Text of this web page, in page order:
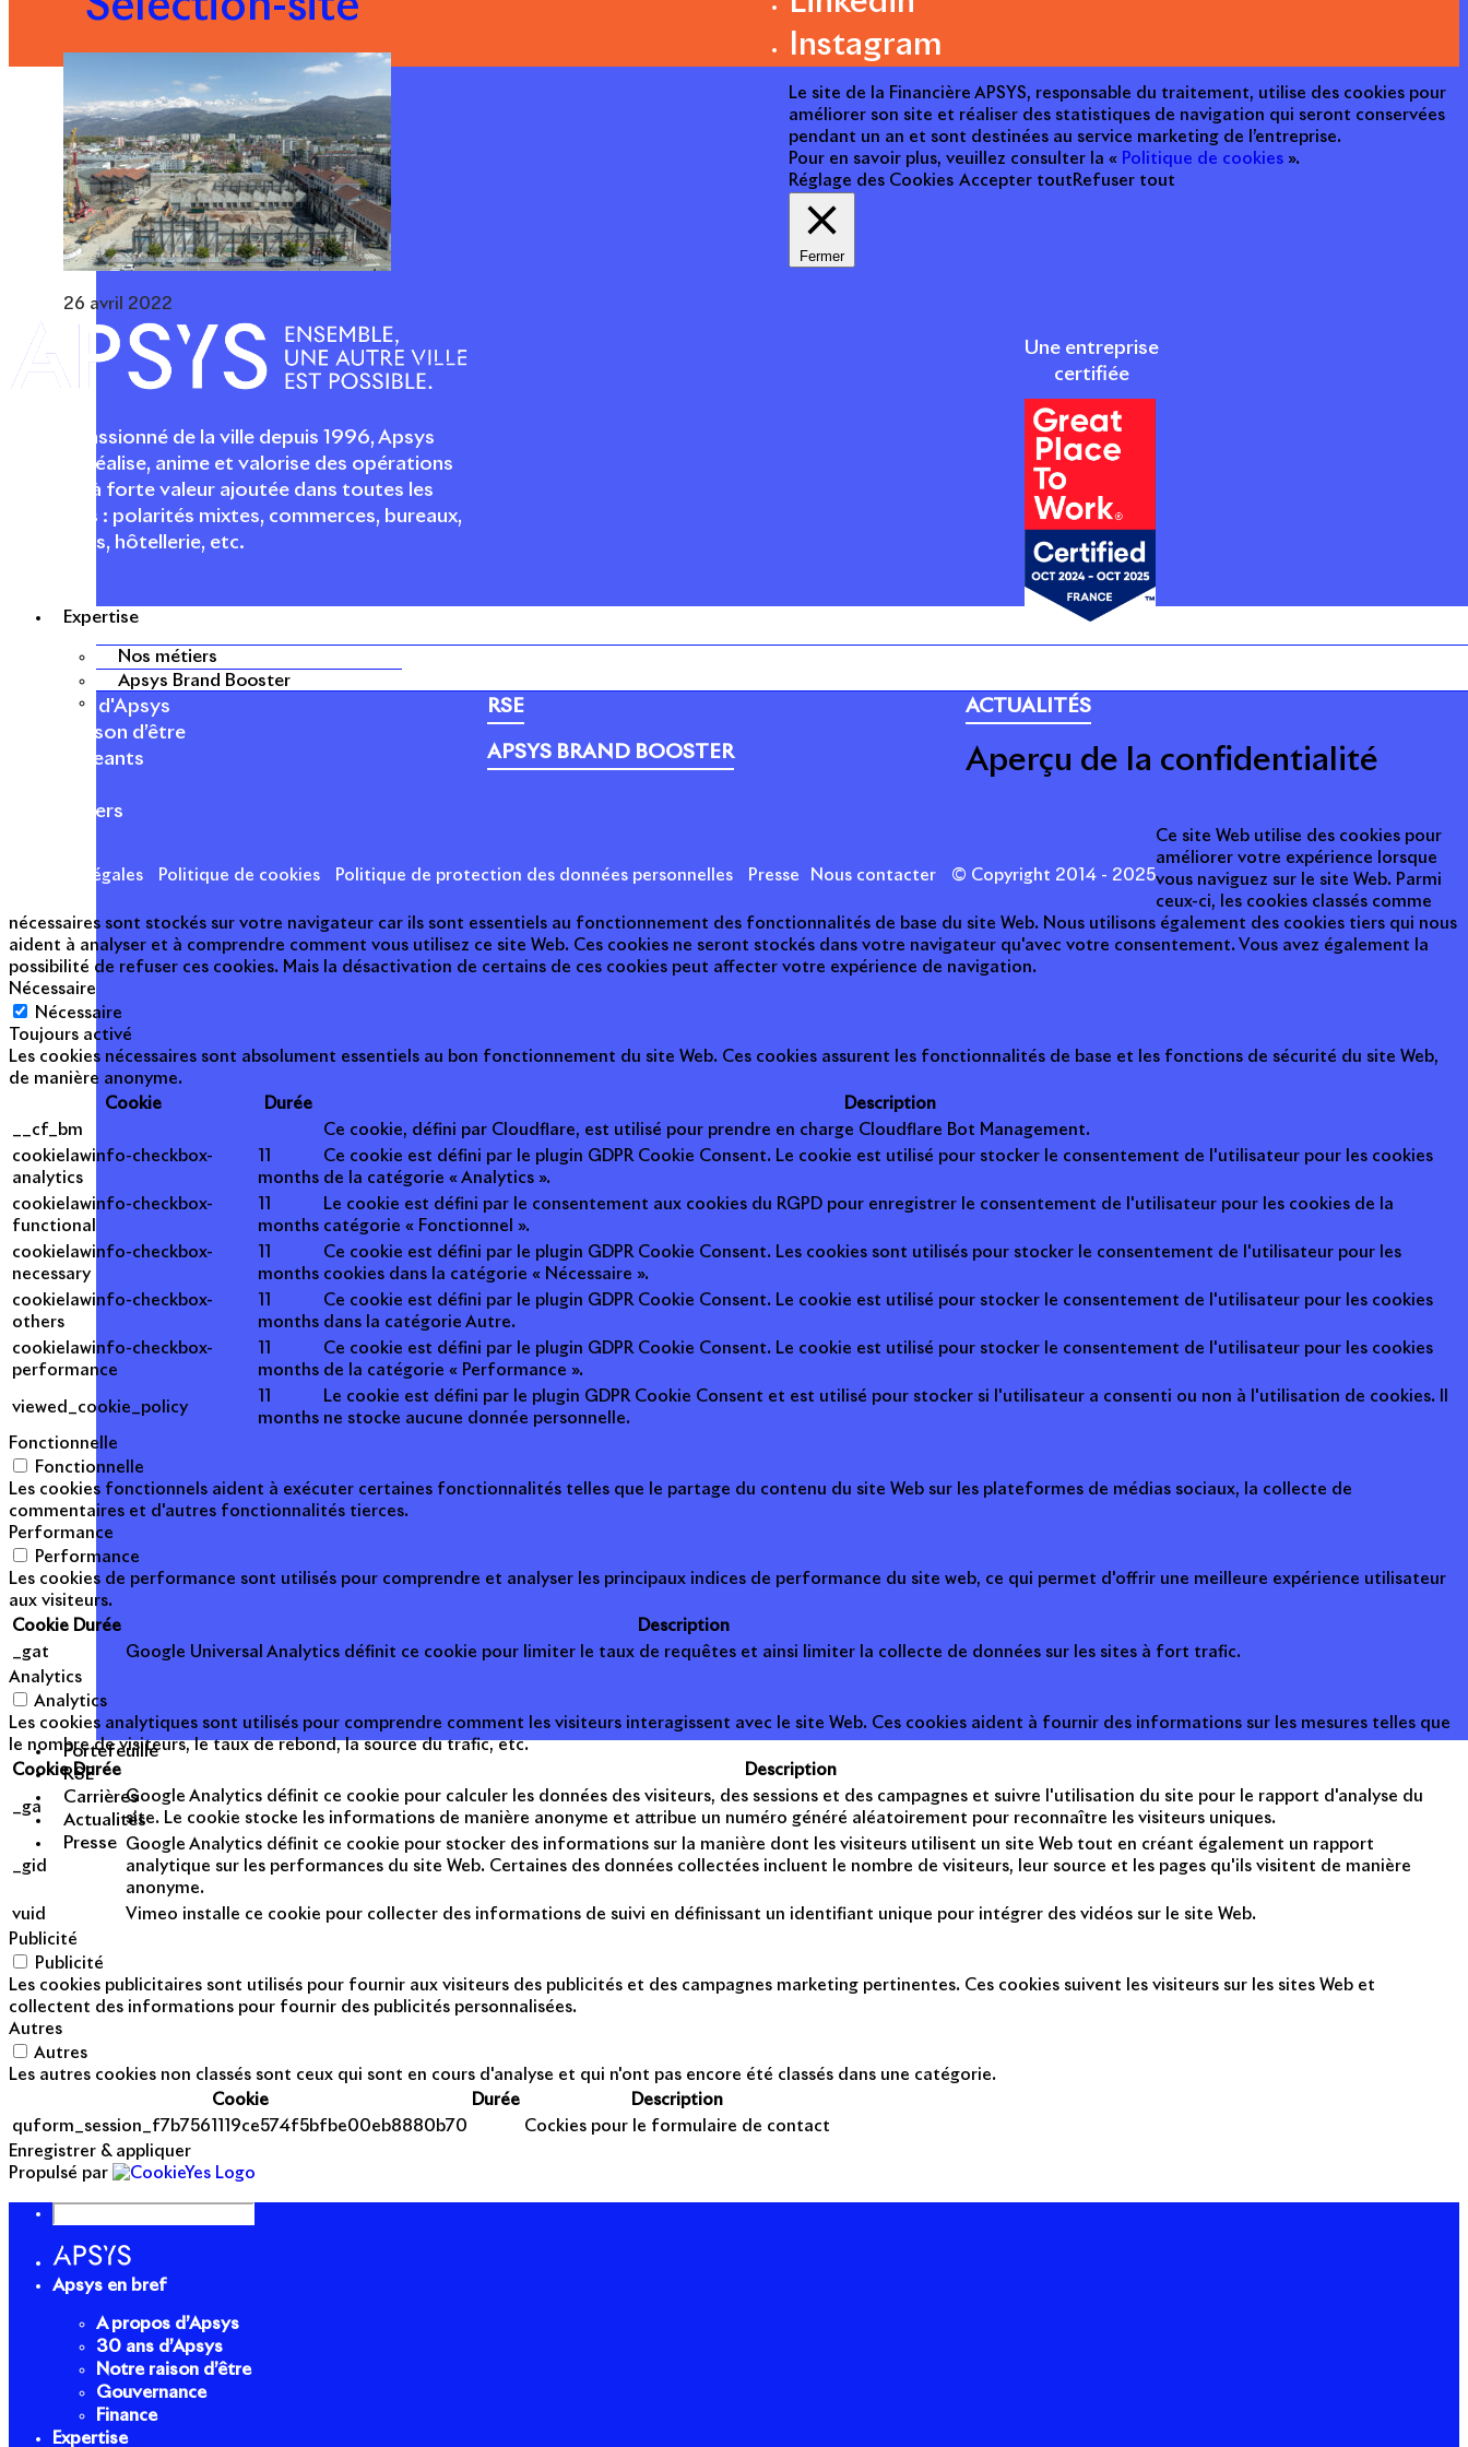
Expertise
Nos métiers
Apsys Brand Booster
Portefeuille
RSE
Carrières
Actualités
Presse
26 avril 2022
Acteur passionné de la ville depuis 1996, Apsys
conçoit, réalise, anime et valorise des opérations
urbaines à forte valeur ajoutée dans toutes les
fonctions : polarités mixtes, commerces, bureaux,
logements, hôtellerie, etc.
Une entreprise
certifiée
APSYS EN BREF
À propos d'Apsys
Notre raison d’être
Nos dirigeants
Nos métiers
RSE
APSYS BRAND BOOSTER
ACTUALITÉS
Mentions légales Politique de cookies Politique de protection des données personnelles Presse Nous contacter © Copyright 2014 - 2025
Instagram
Le site de la Financière APSYS, responsable du traitement, utilise des cookies pour
améliorer son site et réaliser des statistiques de navigation qui seront conservées
pendant un an et sont destinées au service marketing de l’entreprise.
Pour en savoir plus, veuillez consulter la « Politique de cookies ».
Réglage des Cookies Accepter tout Refuser tout
Fermer
Aperçu de la confidentialité
Ce site Web utilise des cookies pour
améliorer votre expérience lorsque
vous naviguez sur le site Web. Parmi
ceux-ci, les cookies classés comme
nécessaires sont stockés sur votre navigateur car ils sont essentiels au fonctionnement des fonctionnalités de base du site Web. Nous utilisons également des cookies tiers qui nous
aident à analyser et à comprendre comment vous utilisez ce site Web. Ces cookies ne seront stockés dans votre navigateur qu'avec votre consentement. Vous avez également la
possibilité de refuser ces cookies. Mais la désactivation de certains de ces cookies peut affecter votre expérience de navigation.
Nécessaire
Nécessaire
Toujours activé
Les cookies nécessaires sont absolument essentiels au bon fonctionnement du site Web. Ces cookies assurent les fonctionnalités de base et les fonctions de sécurité du site Web,
de manière anonyme.
Cookie
Durée
Description
__cf_bm
Ce cookie, défini par Cloudflare, est utilisé pour prendre en charge Cloudflare Bot Management.
cookielawinfo-checkbox-
analytics
months
Ce cookie est défini par le plugin GDPR Cookie Consent. Le cookie est utilisé pour stocker le consentement de l'utilisateur pour les cookies
de la catégorie « Analytics ».
cookielawinfo-checkbox-
functional
months
Le cookie est défini par le consentement aux cookies du RGPD pour enregistrer le consentement de l'utilisateur pour les cookies de la
catégorie « Fonctionnel ».
cookielawinfo-checkbox-
necessary
months
Ce cookie est défini par le plugin GDPR Cookie Consent. Les cookies sont utilisés pour stocker le consentement de l'utilisateur pour les
cookies dans la catégorie « Nécessaire ».
cookielawinfo-checkbox-
others
months
Ce cookie est défini par le plugin GDPR Cookie Consent. Le cookie est utilisé pour stocker le consentement de l'utilisateur pour les cookies
dans la catégorie Autre.
cookielawinfo-checkbox-
performance
months
Ce cookie est défini par le plugin GDPR Cookie Consent. Le cookie est utilisé pour stocker le consentement de l'utilisateur pour les cookies
de la catégorie « Performance ».
viewed_cookie_policy
months
Le cookie est défini par le plugin GDPR Cookie Consent et est utilisé pour stocker si l'utilisateur a consenti ou non à l'utilisation de cookies. Il
ne stocke aucune donnée personnelle.
Fonctionnelle
Fonctionnelle
Les cookies fonctionnels aident à exécuter certaines fonctionnalités telles que le partage du contenu du site Web sur les plateformes de médias sociaux, la collecte de
commentaires et d'autres fonctionnalités tierces.
Performance
Performance
Les cookies de performance sont utilisés pour comprendre et analyser les principaux indices de performance du site web, ce qui permet d'offrir une meilleure expérience utilisateur
aux visiteurs.
Cookie Durée
Description
_gat
Google Universal Analytics définit ce cookie pour limiter le taux de requêtes et ainsi limiter la collecte de données sur les sites à fort trafic.
Analytics
Analytics
Les cookies analytiques sont utilisés pour comprendre comment les visiteurs interagissent avec le site Web. Ces cookies aident à fournir des informations sur les mesures telles que
le nombre de visiteurs, le taux de rebond, la source du trafic, etc.
Cookie Durée Description
_ga
Google Analytics définit ce cookie pour calculer les données des visiteurs, des sessions et des campagnes et suivre l'utilisation du site pour le rapport d'analyse du
site. Le cookie stocke les informations de manière anonyme et attribue un numéro généré aléatoirement pour reconnaître les visiteurs uniques.
_gid
Google Analytics définit ce cookie pour stocker des informations sur la manière dont les visiteurs utilisent un site Web tout en créant également un rapport
analytique sur les performances du site Web. Certaines des données collectées incluent le nombre de visiteurs, leur source et les pages qu'ils visitent de manière
anonyme.
vuid
Vimeo installe ce cookie pour collecter des informations de suivi en définissant un identifiant unique pour intégrer des vidéos sur le site Web.
Publicité
Publicité
Les cookies publicitaires sont utilisés pour fournir aux visiteurs des publicités et des campagnes marketing pertinentes. Ces cookies suivent les visiteurs sur les sites Web et
collectent des informations pour fournir des publicités personnalisées.
Autres
Autres
Les autres cookies non classés sont ceux qui sont en cours d'analyse et qui n'ont pas encore été classés dans une catégorie.
Cookie
Durée
Description
quform_session_f7b7561119ce574f5bfbe00eb8880b70
Cockies pour le formulaire de contact
Enregistrer & appliquer
Propulsé par
Apsys en bref
A propos d’Apsys
30 ans d’Apsys
Notre raison d’être
Gouvernance
Finance
Expertise